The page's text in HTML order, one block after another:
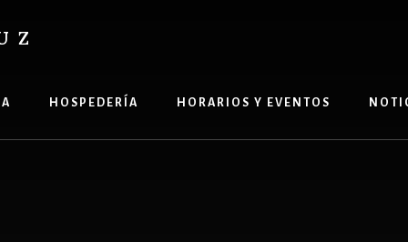
HOSPEDERÍA HORARIOS Y EVENTOS